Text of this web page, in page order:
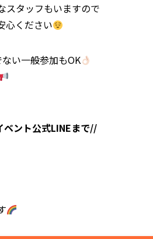
スタッフもいますので
心ください
い一般参加もOK
ント公式LINEまで//